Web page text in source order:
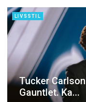
LIVSSTIL
Tucker
Gauntlet. Ka...